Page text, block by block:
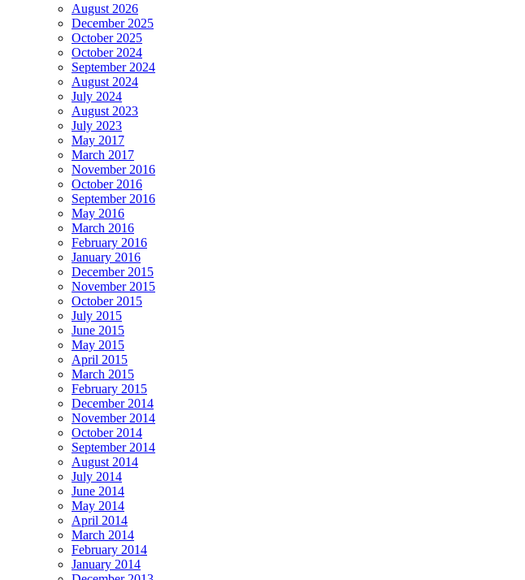
August 2026
December 2025
October 2025
October 2024
September 2024
August 2024
July 2024
August 2023
July 2023
May 2017
March 2017
November 2016
October 2016
September 2016
May 2016
March 2016
February 2016
January 2016
December 2015
November 2015
October 2015
July 2015
June 2015
May 2015
April 2015
March 2015
February 2015
December 2014
November 2014
October 2014
September 2014
August 2014
July 2014
June 2014
May 2014
April 2014
March 2014
February 2014
January 2014